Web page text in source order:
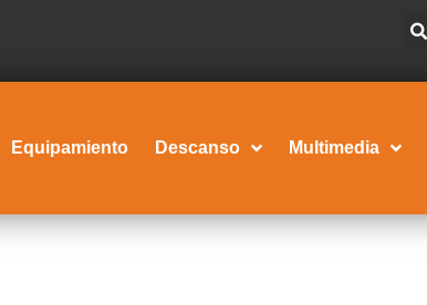
Equipamiento Descanso Multimedia